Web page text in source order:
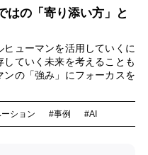
はの「寄り添い方」と
ューマンを活用していくに
ていく未来を考えることも
の「強み」にフォーカスを
ション #事例 #AI